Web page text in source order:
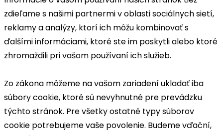
zdieľame s našimi partnermi v oblasti sociálnych sietí,
reklamy a analýzy, ktorí ich môžu kombinovať s
ďalšími informáciami, ktoré ste im poskytli alebo ktoré
zhromaždili pri vašom používaní ich služieb.
Zo zákona môžeme na vašom zariadení ukladať iba
súbory cookie, ktoré sú nevyhnutné pre prevádzku
týchto stránok. Pre všetky ostatné typy súborov
cookie potrebujeme vaše povolenie. Budeme vďační,